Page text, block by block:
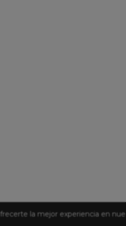
la mejor experiencia en